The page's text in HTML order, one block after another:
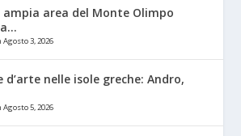
ampia area del Monte Olimpo
Agosto 3, 2026
d’arte nelle isole greche: Andro,
Agosto 5, 2026